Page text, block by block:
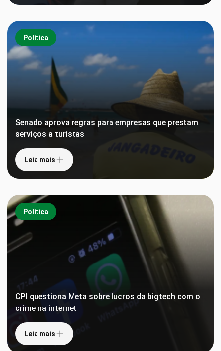
Política
Senado aprova regras para empresas que prestam
serviços a turistas
Leia mais
Política
CPI questiona Meta sobre lucros da bigtech com o
crime na internet
Leia mais